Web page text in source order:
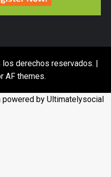
derechos reservados. |
AF themes.
powered by Ultimatelysocial